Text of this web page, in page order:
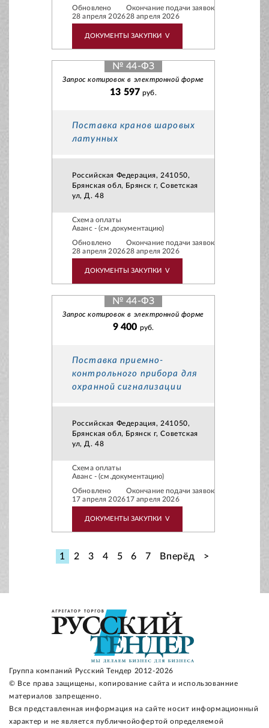
Обновлено
28 апреля 2026
Окончание подачи заявок
28 апреля 2026
ДОКУМЕНТЫ ЗАКУПКИ V
№ 44-ФЗ
Запрос котировок в электронной форме
13 597руб.
Поставка кранов шаровых
латунных
Российская Федерация, 241050,
Брянская обл, Брянск г, Советская
ул, Д. 48
Схема оплаты
Аванс - (см.документацию)
Обновлено
28 апреля 2026
Окончание подачи заявок
28 апреля 2026
ДОКУМЕНТЫ ЗАКУПКИ V
№ 44-ФЗ
Запрос котировок в электронной форме
9 400 руб.
Поставка приемно-
контрольного прибора для
охранной сигнализации
Российская Федерация, 241050,
Брянская обл, Брянск г, Советская
ул, Д. 48
Схема оплаты
Аванс - (см.документацию)
Обновлено
17 апреля 2026
Окончание подачи заявок
17 апреля 2026
ДОКУМЕНТЫ ЗАКУПКИ V
1 2 3 4 5 6 7 Вперёд >
Группа компаний Русский Тендер 2012-2026
© Все права защищены, копирование сайта и использованние
материалов запрещенно.
Вся представленная информация на сайте носит информационный
характер и не является публичнойофертой определяемой